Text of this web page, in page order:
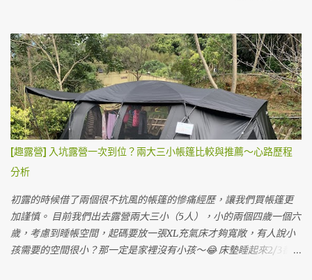
A2營位側面，前面已經極限，再往前就要搭到步道了ＸＤ KZM阿提
卡的尺寸大概是3.6mx6.1m，我們的睡帳最後會有點掉出地墊，不過
不影響睡覺。寬度上真的很剛好，差點就要超過地墊跟雨遮柱，如
果比阿提卡寬的客廳帳可能會被擠到。 第一天晚餐，簡單加熱香腸
炒飯跟加熱阿桐阿寶四神湯當晚餐。（在車上已經餓到不行吃了粽
子） 夜衝晚餐隨便吃 帳內看電影解析度跟亮度都還算不錯 晚上喝酒
看電影，Q3投影機真的很實惠，3500元也堪用了，布幕直接用賣家
送的。 半夜睡覺，直接聽海浪與雨聲度過，道路飆車聲沒有想像中
的大聲（可能是因為下雨？） 第二天早晨雨停，營主的貓貓跑來撒
嬌，硬是在帳篷晃啊晃不走，最後被我們抱回它家。ＸＤ 直接海景
第一排 💞 雖然天氣陰陰的，但是海景還是很療癒，這裡是步道旁
邊，所以可以看到很多人走來走去。 營位前庭全景大概是這樣 早上
雨停天...
槽） 獨立湯池 柴火燒的時候要注意溫度計，當大於60度時就要打開
柴室通風，低溫的時候要關起來可以加速加熱速度，不過因為是柴
燒，水溫難免難控制，淋浴間使用水的時候要小心溫度。（如果外
面水溫60度的時候，裡面水也是60度水在調整） 營主主張讓大家自
己燒柴，自己泡湯自己燒～自己洗澡自己努力～所以要耐心燒大概
兩小時左右才夠泡湯。 因為試營運，營主有請小編幫忙燒柴的我
們，很幸福的做做樣子就可以泡湯，之後來可能就要認命了（？）
每個獨立湯屋營位都有雨遮，帳比較小的話不用怕收濕帳 一房一廳
阿提卡帳要橫的搭才搭得下 搭起來的感覺還不錯，有一半在採光罩
下，地上都有棧板 白天可以把沙發放在外面，享受山林的美好與大
甲溪的溪流聲。 視野優美的獨立湯屋營位 這個營位4800元一個晚上
其實很划算，與飯店不同的是我們真的是整天都在這裡，不僅僅睡
覺的時間在營位，白天看溪流，晚上泡湯看星星真的很幸福。 天氣
[趣露營] 入坑露營一次到位？兩大三小帳篷比較與推薦～心路歷程
分析
初露的時候借了兩個很不抗風的帳篷的慘痛經歷，讓我們買帳篷更
加謹慎。 目前我們出去露營兩大三小（5人），小的兩個四歲一個六
歲，考慮到睡帳空間，起碼要放一張XL充氣床才夠寬敞，有人說小
孩需要的空間很小？那一定是家裡沒有小孩～😂 床墊睡起來2/3都是